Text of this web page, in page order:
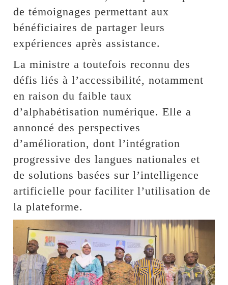
de témoignages permettant aux
bénéficiaires de partager leurs
expériences après assistance.
La ministre a toutefois reconnu des
défis liés à l’accessibilité, notamment
en raison du faible taux
d’alphabétisation numérique. Elle a
annoncé des perspectives
d’amélioration, dont l’intégration
progressive des langues nationales et
de solutions basées sur l’intelligence
artificielle pour faciliter l’utilisation de
la plateforme.